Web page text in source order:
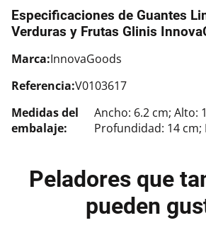
Especificaciones de Guantes
Verduras y Frutas Glinis
Marca:InnovaGoods
Referencia:V0103617
Medidas del
embalaje:
Ancho: 6.2 cm; Alto:
Profundidad: 14 cm;
Peladores que
pueden